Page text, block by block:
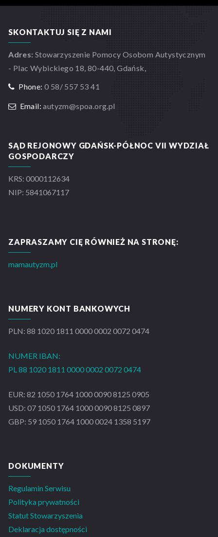
SKONTAKTUJ SIĘ Z NAMI
Adres: Stowarzyszenie Pomocy Osobom Autystycznym
- Plac Wybickiego 18, 80-440, Gdańsk,
Phone: 0 58/ 557 53 41
Email: autyzm@spoa.org.pl
SĄD REJONOWY GDAŃSK-PÓŁNOC VII WYDZIAŁ
GOSPODARCZY
KRS: 0000112634
NIP: 5841067117
ZAPRASZAMY CIĘ RÓWNIEŻ NA STRONĘ:
mamautyzm.pl
NUMERY KONT BANKOWYCH
PLN: 88 1020 1811 0000 0002 0072 0474
NUMER IBAN:
PL 88 1020 1811 0000 0002 0072 0474
EUR: 82 1050 1764 1000 0090 8125 0905
USD: 07 1050 1764 1000 0090 8125 0897
GBP: 59 1050 1764 1000 0024 1358 5197
DOKUMENTY
Regulamin Serwisu
Polityka prywatności
Statut Stowarzyszenia
Deklaracja dostępności